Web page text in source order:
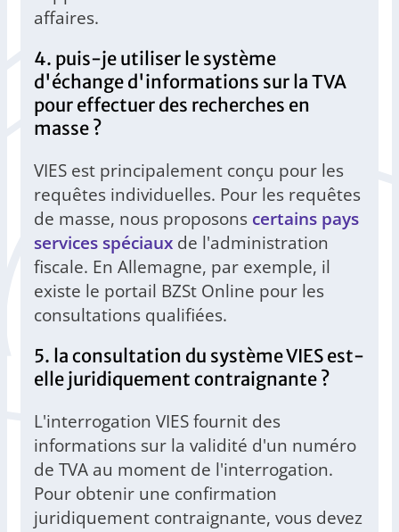
affaires.
4. puis-je utiliser le système
d'échange d'informations sur la TVA
pour effectuer des recherches en
masse ?
VIES est principalement conçu pour les
requêtes individuelles. Pour les requêtes
de masse, nous proposons certains pays
services spéciaux de l'administration
fiscale. En Allemagne, par exemple, il
existe le portail BZSt Online pour les
consultations qualifiées.
5. la consultation du système VIES est-
elle juridiquement contraignante ?
L'interrogation VIES fournit des
informations sur la validité d'un numéro
de TVA au moment de l'interrogation.
Pour obtenir une confirmation
juridiquement contraignante, vous devez